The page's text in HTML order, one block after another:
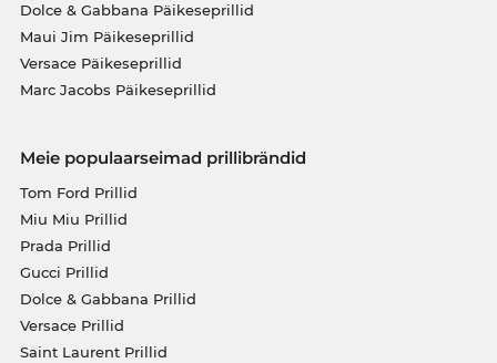
Dolce & Gabbana Päikeseprillid
Maui Jim Päikeseprillid
Versace Päikeseprillid
Marc Jacobs Päikeseprillid
Meie populaarseimad prillibrändid
Tom Ford Prillid
Miu Miu Prillid
Prada Prillid
Gucci Prillid
Dolce & Gabbana Prillid
Versace Prillid
Saint Laurent Prillid